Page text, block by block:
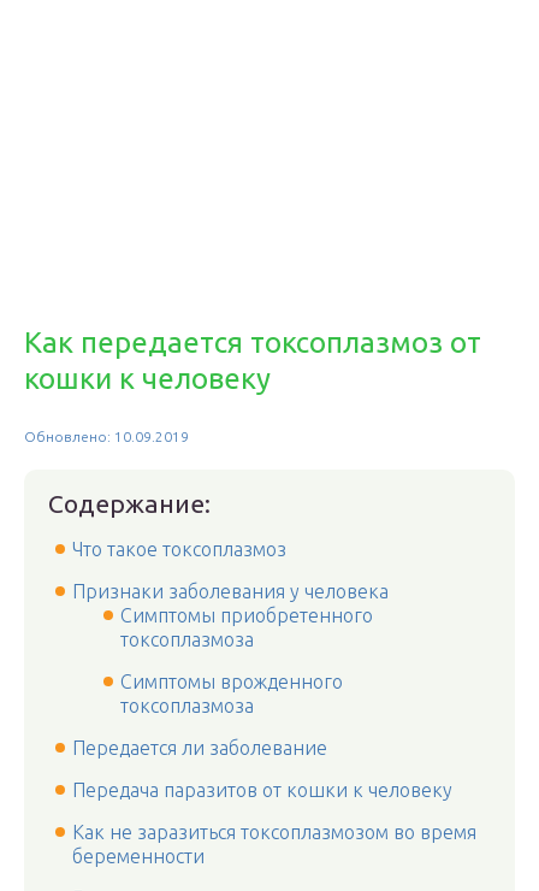
Как передается токсоплазмоз от
кошки к человеку
Обновлено: 10.09.2019
Содержание:
Что такое токсоплазмоз
Признаки заболевания у человека
Симптомы приобретенного
токсоплазмоза
Симптомы врожденного
токсоплазмоза
Передается ли заболевание
Передача паразитов от кошки к человеку
Как не заразиться токсоплазмозом во время
беременности